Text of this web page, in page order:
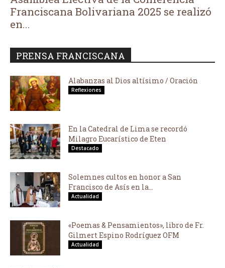
Franciscana Bolivariana 2025 se realizó
en...
PRENSA FRANCISCANA
Alabanzas al Dios altísimo / Oración
Reflexiones
En la Catedral de Lima se recordó
Milagro Eucarístico de Eten
Destacado
Solemnes cultos en honor a San
Francisco de Asís en la...
Actualidad
«Poemas & Pensamientos», libro de Fr.
Gilmert Espino Rodríguez OFM
Actualidad